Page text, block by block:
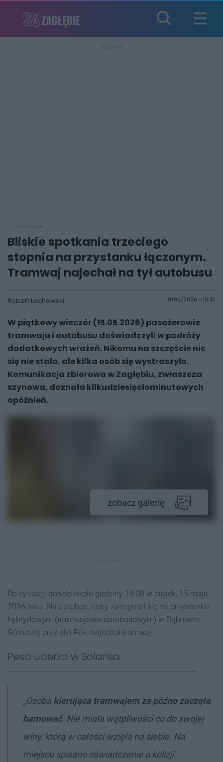
Bliskie spotkania trzeciego
stopnia na przystanku łączonym.
Tramwaj najechał na tył autobusu
Robert Lechowski 18/05/2026 - 10:40
W piątkowy wieczór (15.05.2026) pasażerowie
tramwaju i autobusu doświadczyli w podróży
dodatkowych wrażeń. Nikomu na szczęście nic
się nie stało, ale kilka osób się wystraszyło.
Komunikacja zbiorowa w Zagłębiu, zwłaszcza
szynowa, doznała kilkudziesięciominutowych
opóźnień.
zobacz galerię
Do sytuacji doszło około godziny 18:00 w piątek, 15 maja
2026 roku. Na autobus, który zatrzymał się na przystanku
hybrydowym (tramwajowo-autobusowym) w Dąbrowie
Górniczej przy alei Róż, najechał tramwaj.
Pesa uderza w Solarisa
„Osoba kierująca tramwajem za późno zaczęła
hamować. Nie miała wątpliwości co do swojej
winy, którą w całości wzięła na siebie. Na
miejscu spisano oświadczenie o kolizji.